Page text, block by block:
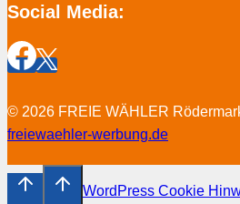
Social Media:
© 2026 FREIE WÄHLER
freiewaehler-werbung.de
WordPress Cookie